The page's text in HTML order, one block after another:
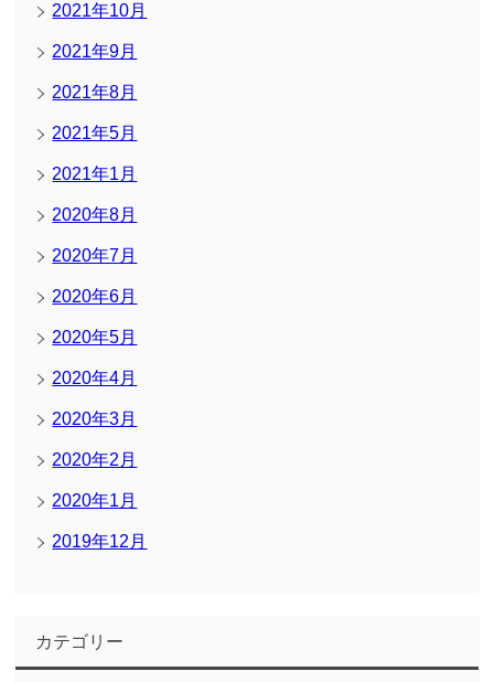
2021年10月
2021年9月
2021年8月
2021年5月
2021年1月
2020年8月
2020年7月
2020年6月
2020年5月
2020年4月
2020年3月
2020年2月
2020年1月
2019年12月
カテゴリー